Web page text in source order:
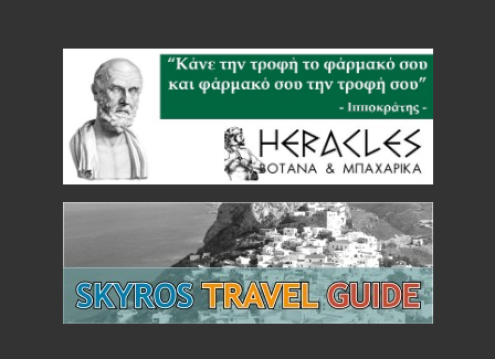
Ρεβύθια
μέτρια bio
500gr
(BIOPLUS)